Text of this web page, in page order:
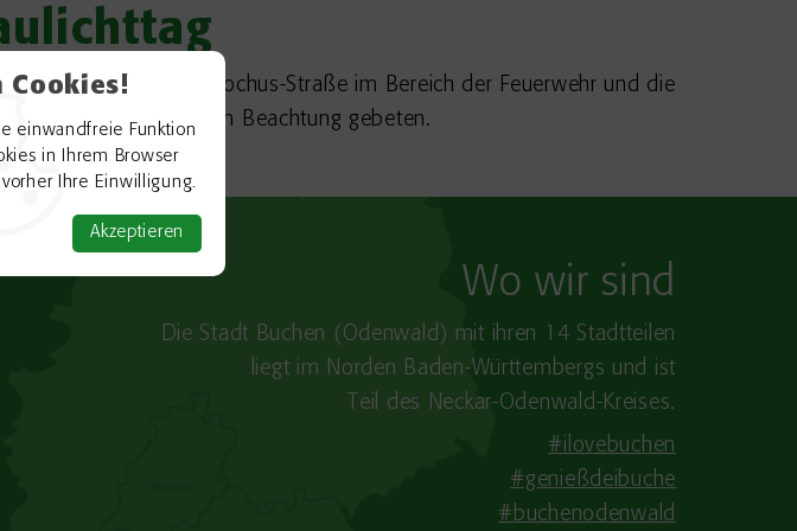
Cookies!
einwandfreie Funktion
in Ihrem Browser
Ihre Einwilligung.
Akzeptieren
18 Uhr die St.-Rochus-Straße im Bereich der Feuerwehr und die
werden um Beachtung gebeten.
Wo wir sind
Die Stadt Buchen (Odenwald) mit ihren 14 Stadtteilen
liegt im Norden Baden-​Württembergs und ist
Teil des Neckar-Odenwald-Kreises.
#ilovebuchen
#genießdeibuche
#buchenodenwald